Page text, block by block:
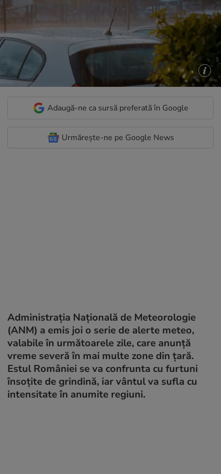
Adaugă-ne ca sursă preferată în Google
Urmărește-ne pe Google News
Administrația Națională de Meteorologie
(ANM) a emis joi o serie de alerte meteo,
valabile în următoarele zile, care anunță
vreme severă în mai multe zone din țară.
Estul României se va confrunta cu furtuni
însoțite de grindină, iar vântul va sufla cu
intensitate în anumite regiuni.